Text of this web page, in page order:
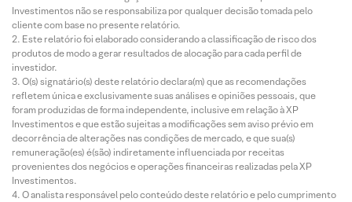
Investimentos não se responsabiliza por qualquer decisão tomada pelo
cliente com base no presente relatório.
Este relatório foi elaborado considerando a classificação de risco dos
produtos de modo a gerar resultados de alocação para cada perfil de
investidor.
O(s) signatário(s) deste relatório declara(m) que as recomendações
refletem única e exclusivamente suas análises e opiniões pessoais, que
foram produzidas de forma independente, inclusive em relação à XP
Investimentos e que estão sujeitas a modificações sem aviso prévio em
decorrência de alterações nas condições de mercado, e que sua(s)
remuneração(es) é(são) indiretamente influenciada por receitas
provenientes dos negócios e operações financeiras realizadas pela XP
Investimentos.
O analista responsável pelo conteúdo deste relatório e pelo cumprimento